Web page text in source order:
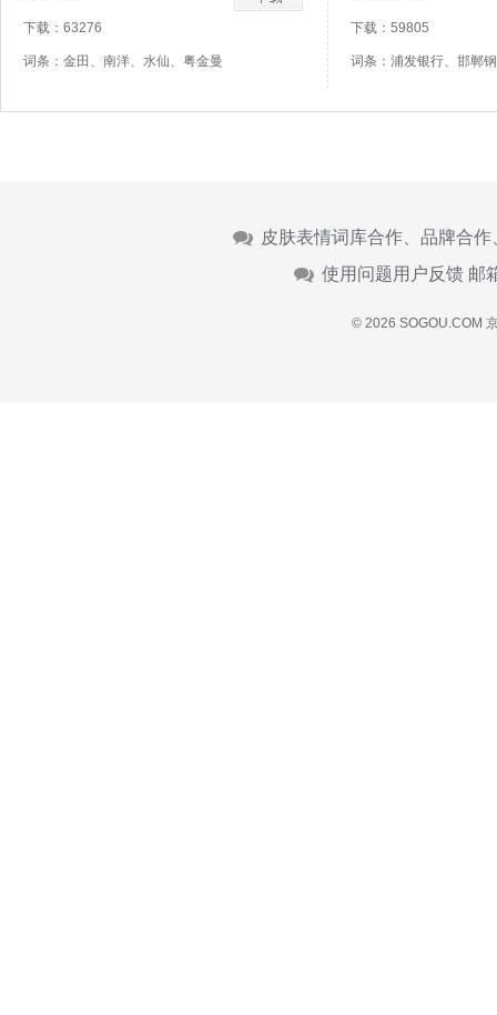
下载：63276
词条：金田、南洋、水仙、粤金曼
下载：59805
词条：浦发银行、邯郸
皮肤表情词库合作、品牌合
使用问题用户反馈 邮
© 2026 SOGOU.COM